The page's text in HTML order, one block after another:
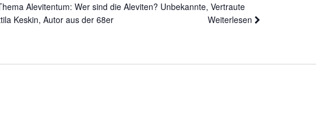
Alevitentum: Wer sind die Aleviten? Unbekannte, Vertraute
Keskin, Autor aus der 68er
Weiterlesen